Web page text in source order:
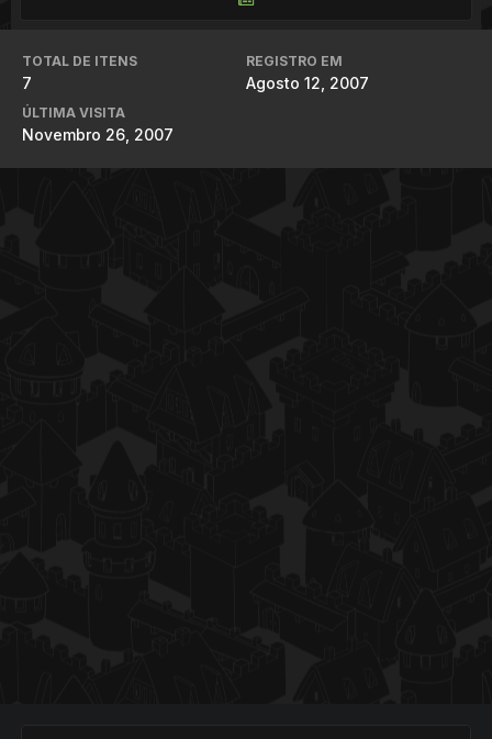
TOTAL DE ITENS
7
REGISTRO EM
Agosto 12, 2007
ÚLTIMA VISITA
Novembro 26, 2007